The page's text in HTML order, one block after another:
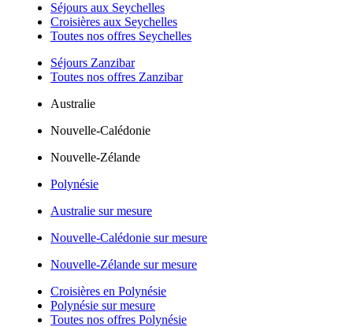
Séjours aux Seychelles
Croisières aux Seychelles
Toutes nos offres Seychelles
Séjours Zanzibar
Toutes nos offres Zanzibar
Australie
Nouvelle-Calédonie
Nouvelle-Zélande
Polynésie
Australie sur mesure
Nouvelle-Calédonie sur mesure
Nouvelle-Zélande sur mesure
Croisières en Polynésie
Polynésie sur mesure
Toutes nos offres Polynésie